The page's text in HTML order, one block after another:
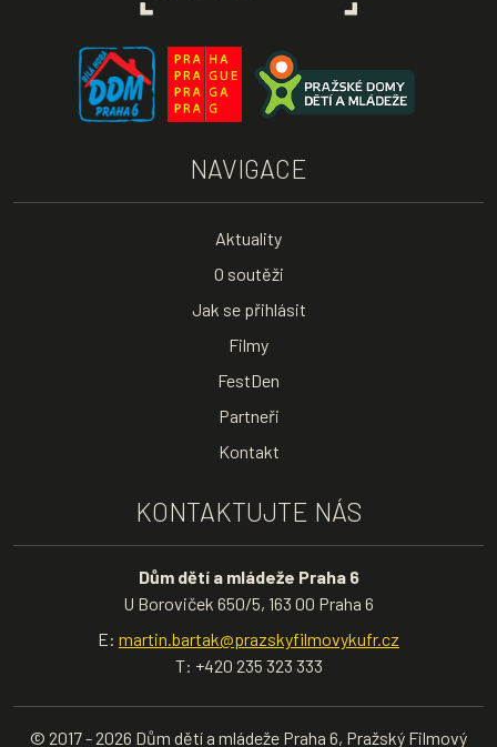
NAVIGACE
Aktuality
O soutěži
Jak se přihlásit
Filmy
FestDen
Partneři
Kontakt
KONTAKTUJTE NÁS
Dům dětí a mládeže Praha 6
U Boroviček 650/5, 163 00 Praha 6
E: martin.bartak@prazskyfilmovykufr.cz
T: +420 235 323 333
© 2017 - 2026 Dům dětí a mládeže Praha 6, Pražský Filmový